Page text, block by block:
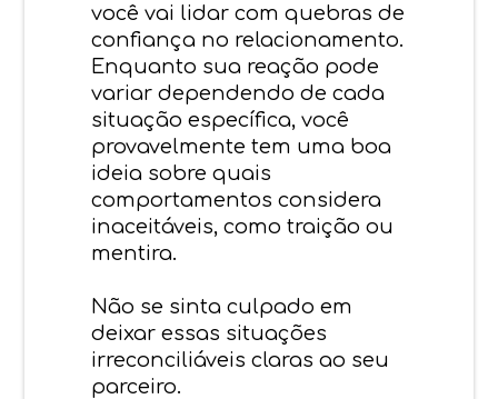
você vai lidar com quebras de
confiança no relacionamento.
Enquanto sua reação pode
variar dependendo de cada
situação específica, você
provavelmente tem uma boa
ideia sobre quais
comportamentos considera
inaceitáveis, como traição ou
mentira.
Não se sinta culpado em
deixar essas situações
irreconciliáveis claras ao seu
parceiro.